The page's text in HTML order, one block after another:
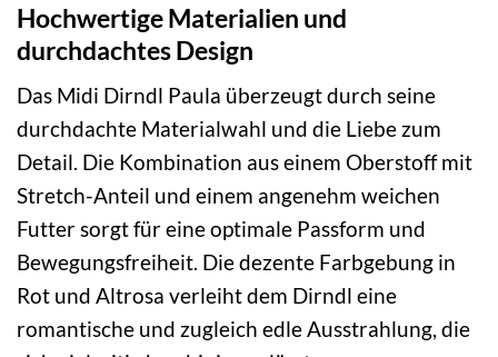
Hochwertige Materialien und
durchdachtes Design
Das Midi Dirndl Paula überzeugt durch seine
durchdachte Materialwahl und die Liebe zum
Detail. Die Kombination aus einem Oberstoff mit
Stretch-Anteil und einem angenehm weichen
Futter sorgt für eine optimale Passform und
Bewegungsfreiheit. Die dezente Farbgebung in
Rot und Altrosa verleiht dem Dirndl eine
romantische und zugleich edle Ausstrahlung, die